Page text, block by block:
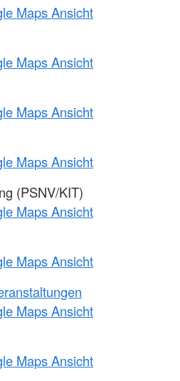
Maps Ansicht
Maps Ansicht
Maps Ansicht
Maps Ansicht
(PSNV/KIT)
Maps Ansicht
Maps Ansicht
Maps Ansicht
Maps Ansicht